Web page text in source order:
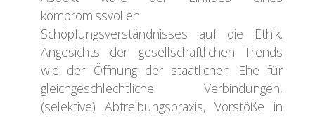
kompromissvollen
Schöpfungsverständnisses auf die Ethik.
Angesichts der gesellschaftlichen Trends
wie der Öffnung der staatlichen Ehe für
gleichgeschlechtliche Verbindungen,
(selektive) Abtreibungspraxis, Vorstöße in